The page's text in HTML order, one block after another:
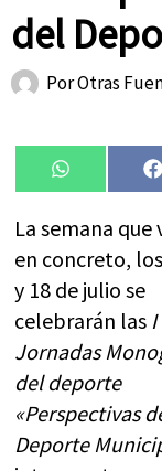
del
PorOtras
Compartir
en
WhatsApp
La semana que
en concreto,
y 18 de julio se
celebrarán las I
Jornadas
del deporte
«Perspectivas
Deporte